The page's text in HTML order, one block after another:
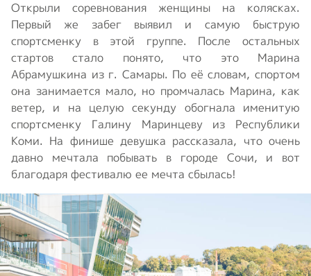
Открыли соревнования женщины на колясках.
Первый же забег выявил и самую быструю
спортсменку в этой группе. После остальных
стартов стало понято, что это Марина
Абрамушкина из г. Самары. По её словам, спортом
она занимается мало, но промчалась Марина, как
ветер, и на целую секунду обогнала именитую
спортсменку Галину Маринцеву из Республики
Коми. На финише девушка рассказала, что очень
давно мечтала побывать в городе Сочи, и вот
благодаря фестивалю ее мечта сбылась!